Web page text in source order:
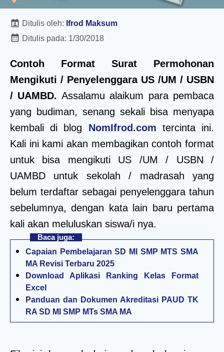
Ditulis oleh: Ifrod Maksum
Ditulis pada: 1/30/2018
Contoh Format Surat Permohonan
Mengikuti / Penyelenggara US /UM / USBN
/ UAMBD. Assalamu alaikum para pembaca
yang budiman, senang sekali bisa menyapa
kembali di blog NomIfrod.com tercinta ini.
Kali ini kami akan membagikan contoh format
untuk bisa mengikuti US /UM / USBN /
UAMBD untuk sekolah / madrasah yang
belum terdaftar sebagai penyelenggara tahun
sebelumnya, dengan kata lain baru pertama
kali akan meluluskan siswa/i nya.
Baca juga:
Capaian Pembelajaran SD MI SMP MTS SMA
MA Revisi Terbaru 2025
Download Aplikasi Ranking Kelas Format
Excel
Panduan dan Dokumen Akreditasi PAUD TK
RA SD MI SMP MTs SMA MA